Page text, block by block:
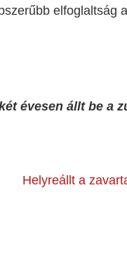
elfoglaltság
évesen állt be a
Helyreállt a